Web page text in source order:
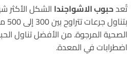
تُعدحبوب الاشواجندا الشكل الأكثر
الصحية المرجوة. من الأفضل تناول
اضطرابات في المعدة.